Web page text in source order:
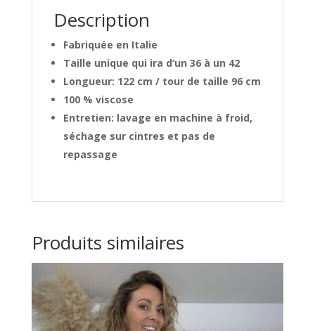
Description
Fabriquée en Italie
Taille unique qui ira d’un 36 à un 42
Longueur: 122 cm / tour de taille 96 cm
100 % viscose
Entretien: lavage en machine à froid,
séchage sur cintres et pas de
repassage
Produits similaires